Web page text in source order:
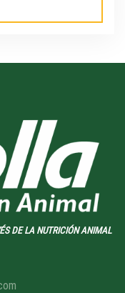
DE LA NUTRICIÓN ANIMAL